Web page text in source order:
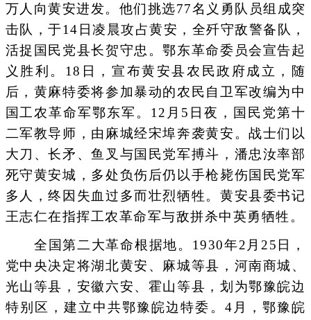
万人向黄安进发。他们挑选77名义勇队员组成突
击队，于14日凌晨攻占黄安，全歼守敌警备队，
活捉国民党县长贺守忠。鄂东革命委员会宣告起
义胜利。18日，宣布黄安县农民政府成立，随
后，黄麻特委将参加暴动的农民自卫军改编为中
国工农革命军鄂东军。12月5日夜，国民党第十
二军教导师，由麻城经宋埠奔袭黄安。战士们以
大刀、长矛、鱼叉与国民党军搏斗，潘忠汝率部
死守黄安城，多处负伤后仍以手枪毙伤国民党军
多人，终因失血过多而壮烈牺牲。黄安县委书记
王志仁在指挥工农革命军与敌拼杀中英勇牺牲。
全国第二大革命根据地。1930年2月25日，
党中央决定将湖北黄安、麻城等县，河南商城、
光山等县，安徽六安、霍山等县，划为鄂豫皖边
特别区，建立中共鄂豫皖边特委。4月，鄂豫皖